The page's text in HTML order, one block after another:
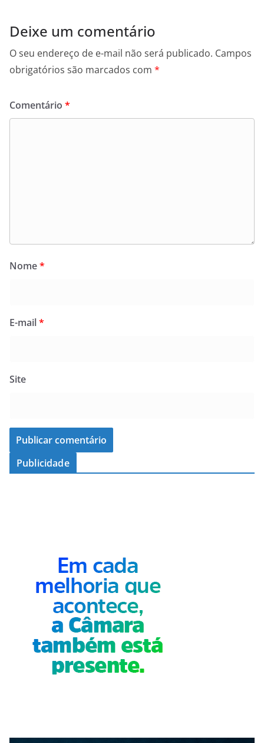
Deixe um comentário
O seu endereço de e-mail não será publicado. Campos
obrigatórios são marcados com *
Comentário *
Nome*
E-mail*
Site
Publicidade